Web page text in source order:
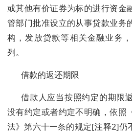
或其他有价证券为标的进行资金
管部门批准设立的从事贷款业务
构，发放贷款等相关金融业务
列。
借款的返还期限
借款人应当按照约定的期限
没有约定或者约定不明确，依照
法》第六十一条的规定[注释2]仍